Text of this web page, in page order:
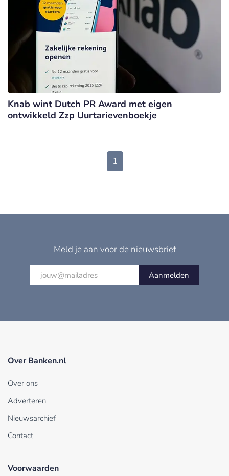
Knab wint Dutch PR Award met eigen
ontwikkeld Zzp Uurtarievenboekje
1
Meld je aan voor de nieuwsbrief
Aanmelden
Over Banken.nl
Over ons
Adverteren
Nieuwsarchief
Contact
Voorwaarden